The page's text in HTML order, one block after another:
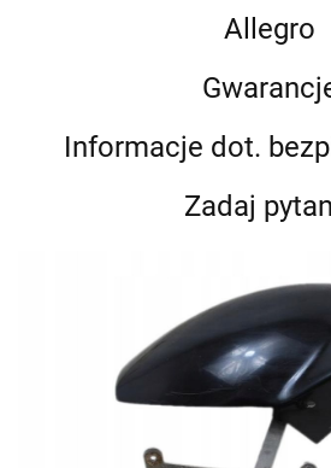
Allegro
Informacje dot.
Zadaj